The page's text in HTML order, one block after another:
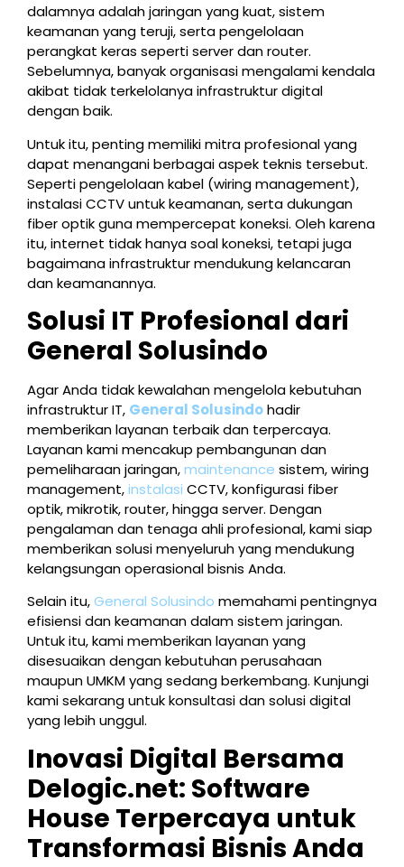
dalamnya adalah jaringan yang kuat, sistem
keamanan yang teruji, serta pengelolaan
perangkat keras seperti server dan router.
Sebelumnya, banyak organisasi mengalami kendala
akibat tidak terkelolanya infrastruktur digital
dengan baik.
Untuk itu, penting memiliki mitra profesional yang
dapat menangani berbagai aspek teknis tersebut.
Seperti pengelolaan kabel (wiring management),
instalasi CCTV untuk keamanan, serta dukungan
fiber optik guna mempercepat koneksi. Oleh karena
itu, internet tidak hanya soal koneksi, tetapi juga
bagaimana infrastruktur mendukung kelancaran
dan keamanannya.
Solusi IT Profesional dari
General Solusindo
Agar Anda tidak kewalahan mengelola kebutuhan
infrastruktur IT, General Solusindohadir
memberikan layanan terbaik dan terpercaya.
Layanan kami mencakup pembangunan dan
pemeliharaan jaringan,maintenance sistem, wiring
management,instalasi CCTV, konfigurasi fiber
optik, mikrotik, router, hingga server. Dengan
pengalaman dan tenaga ahli profesional, kami siap
memberikan solusi menyeluruh yang mendukung
kelangsungan operasional bisnis Anda.
Selain itu,General Solusindo memahami pentingnya
efisiensi dan keamanan dalam sistem jaringan.
Untuk itu, kami memberikan layanan yang
disesuaikan dengan kebutuhan perusahaan
maupun UMKM yang sedang berkembang. Kunjungi
kami sekarang untuk konsultasi dan solusi digital
yang lebih unggul.
Inovasi Digital Bersama
Delogic.net: Software
House Terpercaya untuk
Transformasi Bisnis Anda